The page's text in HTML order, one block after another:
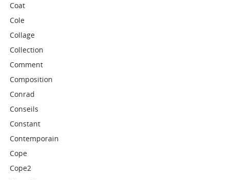
Coat
Cole
Collage
Collection
Comment
Composition
Conrad
Conseils
Constant
Contemporain
Cope
Cope2